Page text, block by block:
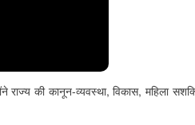
की कानून-व्यवस्था, विकास, महिला